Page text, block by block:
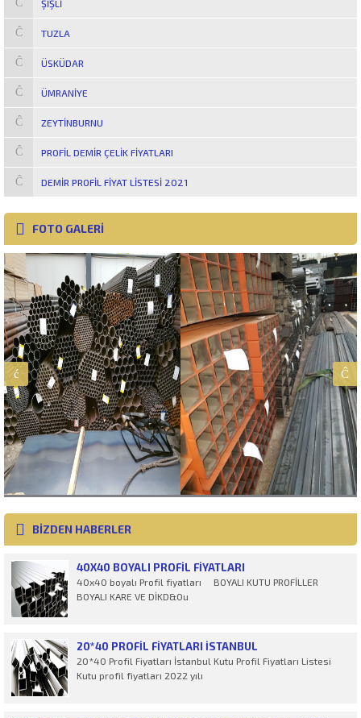
ŞIŞLI
TUZLA
ÜSKÜDAR
ÜMRANIYE
ZEYTINBURNU
PROFIL DEMIR ÇELIK FIYATLARI
DEMIR PROFIL FIYAT LISTESI 2021
FOTO GALERİ
BİZDEN HABERLER
40X40 BOYALI PROFIL FIYATLARI
40x40 boyalı Profil fiyatları BOYALI KUTU PROFİLLER
BOYALI KARE VE DİKD&Ou
20*40 PROFIL FIYATLARI İSTANBUL
20*40 Profil Fiyatları İstanbul Kutu Profil Fiyatları Listesi
Kutu profil fiyatları 2022 yılı